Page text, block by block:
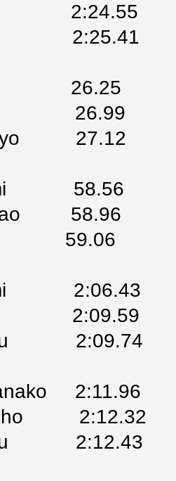
2:24.55
2:25.41
26.25
26.99
27.12
58.56
Nao 58.96
59.06
2:06.43
2:09.59
2:09.74
2:11.96
Miho 2:12.32
2:12.43